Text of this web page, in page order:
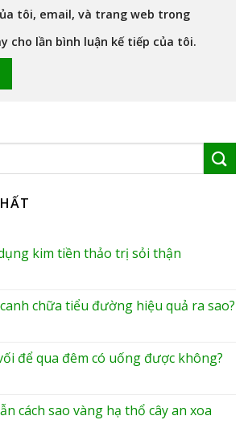
tôi, email, và trang web trong
cho lần bình luận kế tiếp của tôi.
kim tiền thảo trị sỏi thận
chữa tiểu đường hiệu quả ra sao?
để qua đêm có uống được không?
cách sao vàng hạ thổ cây an xoa